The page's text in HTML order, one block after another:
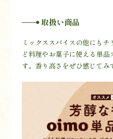
取扱い商品
ミックススパイスの他にも
ど料理やお菓子に使える単品
す。香り高さをぜひ感じてみ